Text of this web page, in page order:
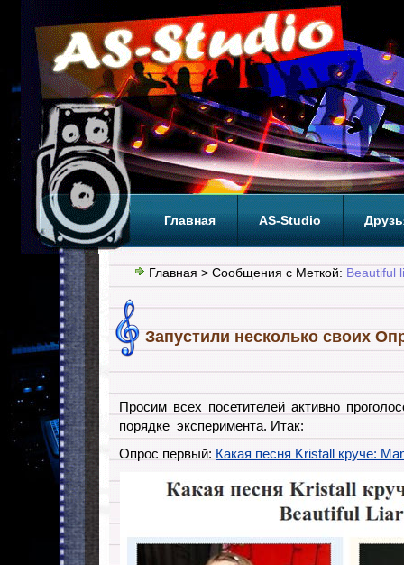
Главная AS-Studio
Теги ТОП
Главная > Сообщения с Меткой: Beautiful
Запустили несколько своих
Просим всех посетителей активно
порядке эксперимента. Итак:
Опрос первый: Какая песня Kristall круче: